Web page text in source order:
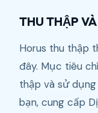
THU THẬP
Horus thu thập
đây. Mục tiêu
thập và sử
bạn, cung cấp